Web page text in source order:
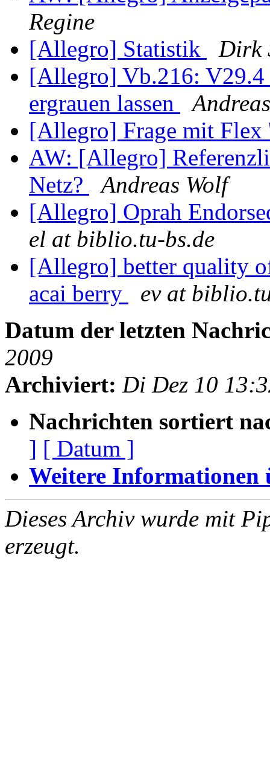
Regine
[Allegro] Statistik
Dirk
[Allegro] Vb.216: V29.4
ergrauen lassen
[Allegro] Frage mit Flex
AW: [Allegro]
Netz?
Andreas Wolf
[Allegro] Oprah
el at biblio.tu-bs.de
[Allegro] better quality
acai berry
ev at
Datum der letzten
2009
Archiviert: Di Dez 10
Nachrichten sortiert
] [ Datum ]
Weitere Informationen
Dieses Archiv wurde mit
erzeugt.